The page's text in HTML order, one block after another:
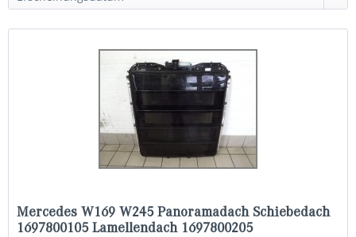
Mercedes W169 W245 Panoramadach Schiebedach
1697800105 Lamellendach 1697800205